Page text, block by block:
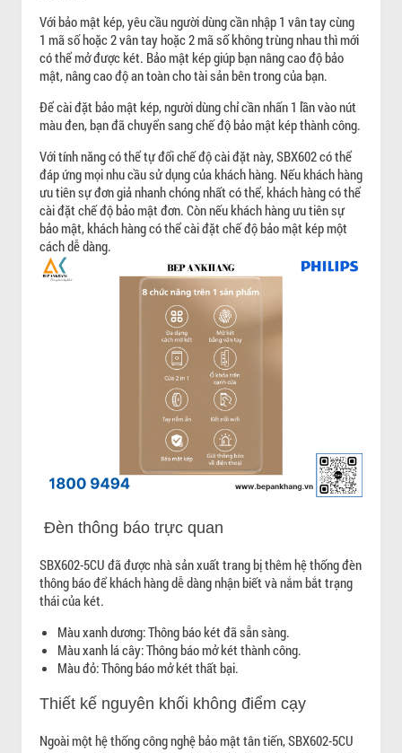
Với bảo mật kép, yêu cầu người dùng cần nhập 1 vân tay cùng
1 mã số hoặc 2 vân tay hoặc 2 mã số không trùng nhau thì mới
có thể mở được két. Bảo mật kép giúp bạn nâng cao độ bảo
mật, nâng cao độ an toàn cho tài sản bên trong của bạn.
Để cài đặt bảo mật kép, người dùng chỉ cần nhấn 1 lần vào nút
màu đen, bạn đã chuyển sang chế độ bảo mật kép thành công.
Với tính năng có thể tự đổi chế độ cài đặt này, SBX602 có thể
đáp ứng mọi nhu cầu sử dụng của khách hàng. Nếu khách hàng
ưu tiên sự đơn giả nhanh chóng nhất có thể, khách hàng có thể
cài đặt chế độ bảo mật đơn. Còn nếu khách hàng ưu tiên sự
bảo mật, khách hàng có thể cài đặt chế độ bảo mật kép một
cách dễ dàng.
Đèn thông báo trực quan
SBX602-5CU đã được nhà sản xuất trang bị thêm hệ thống đèn
thông báo để khách hàng dễ dàng nhận biết và nắm bắt trạng
thái của két.
Màu xanh dương: Thông báo két đã sẵn sàng.
Màu xanh lá cây: Thông báo mở két thành công.
Màu đỏ: Thông báo mở két thất bại.
Thiết kế nguyên khối không điểm cạy
Ngoài một hệ thống công nghệ bảo mật tân tiến, SBX602-5CU